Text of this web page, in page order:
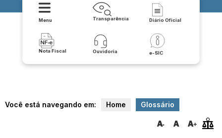
Menu Transparência Diário Oficial
Nota Fiscal Ouvidoria e-SIC
Você está navegando em: Home Glossário